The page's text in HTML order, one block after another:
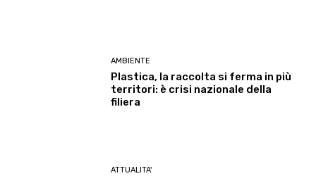
AMBIENTE
Plastica, la raccolta si ferma in più
territori: è crisi nazionale della
filiera
ATTUALITA'